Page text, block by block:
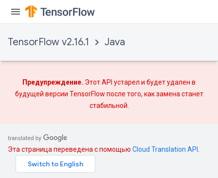
TensorFlow v2.16.1 Java
Предупреждение. Этот API устарел и будет удален в
будущей версии TensorFlow после того, какзамена станет
стабильной.
Эта страница переведена с помощью Cloud Translation API